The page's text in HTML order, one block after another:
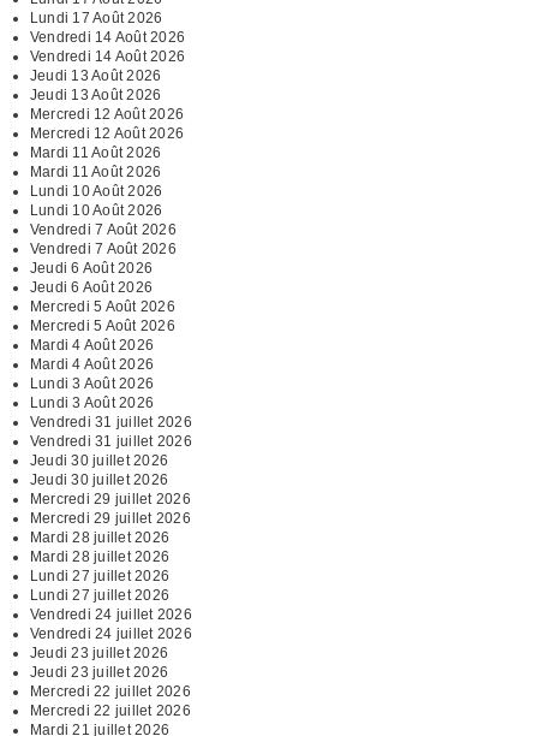
Lundi 17 Août 2026
Vendredi 14 Août 2026
Vendredi 14 Août 2026
Jeudi 13 Août 2026
Jeudi 13 Août 2026
Mercredi 12 Août 2026
Mercredi 12 Août 2026
Mardi 11 Août 2026
Mardi 11 Août 2026
Lundi 10 Août 2026
Lundi 10 Août 2026
Vendredi 7 Août 2026
Vendredi 7 Août 2026
Jeudi 6 Août 2026
Jeudi 6 Août 2026
Mercredi 5 Août 2026
Mercredi 5 Août 2026
Mardi 4 Août 2026
Mardi 4 Août 2026
Lundi 3 Août 2026
Lundi 3 Août 2026
Vendredi 31 juillet 2026
Vendredi 31 juillet 2026
Jeudi 30 juillet 2026
Jeudi 30 juillet 2026
Mercredi 29 juillet 2026
Mercredi 29 juillet 2026
Mardi 28 juillet 2026
Mardi 28 juillet 2026
Lundi 27 juillet 2026
Lundi 27 juillet 2026
Vendredi 24 juillet 2026
Vendredi 24 juillet 2026
Jeudi 23 juillet 2026
Jeudi 23 juillet 2026
Mercredi 22 juillet 2026
Mercredi 22 juillet 2026
Mardi 21 juillet 2026